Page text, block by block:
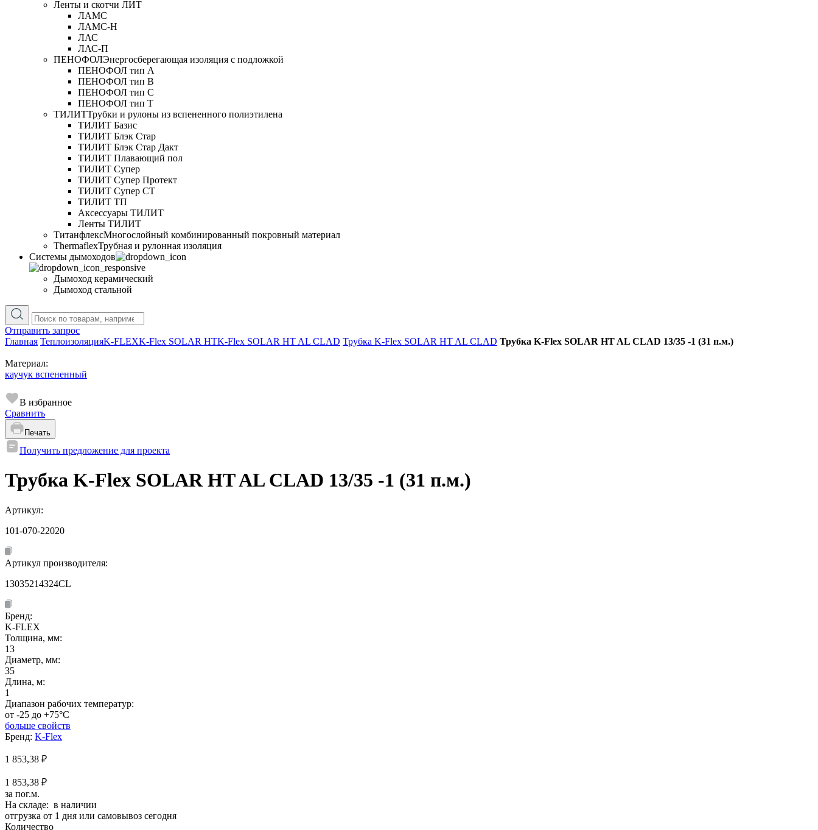
Ленты и скотчи ЛИТ
ЛАМС
ЛАМС-Н
ЛАС
ЛАС-П
ПЕНОФОЛЭнергосберегающая изоляция с подложкой
ПЕНОФОЛ тип А
ПЕНОФОЛ тип B
ПЕНОФОЛ тип C
ПЕНОФОЛ тип T
ТИЛИТТрубки и рулоны из вспененного полиэтилена
ТИЛИТ Базис
ТИЛИТ Блэк Стар
ТИЛИТ Блэк Стар Дакт
ТИЛИТ Плавающий пол
ТИЛИТ Супер
ТИЛИТ Супер Протект
ТИЛИТ Супер СТ
ТИЛИТ ТП
Аксессуары ТИЛИТ
Ленты ТИЛИТ
ТитанфлексМногослойный комбинированный покровный материал
ThermaflexТрубная и рулонная изоляция
Cистемы дымоходов
Дымоход керамический
Дымоход стальной
Отправить запрос
Главная ТеплоизоляцияK-FLEXK-Flex SOLAR HTK-Flex SOLAR HT AL CLAD Трубка K-Flex SOLAR HT AL CLAD Трубка K-Flex SOLAR HT AL CLAD 13/35 -1 (31 п.м.)
Материал:
каучук вспененный
В избранное
Сравнить
Печать
Получить предложение для проекта
Трубка K-Flex SOLAR HT AL CLAD 13/35 -1 (31 п.м.)
Артикул:
101-070-22020
Артикул производителя:
13035214324CL
Бренд:
K-FLEX
Толщина, мм:
13
Диаметр, мм:
35
Длина, м:
1
Диапазон рабочих температур:
от -25 до +75°C
больше свойств
Бренд: K-Flex
1 853,38 ₽
1 853,38 ₽
за пог.м.
На складе: в наличии
отгрузка от 1 дня или самовывоз сегодня
Количество